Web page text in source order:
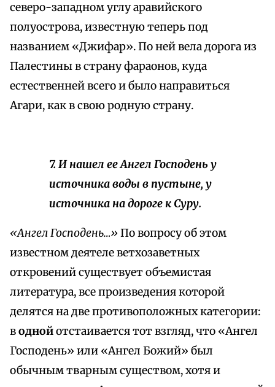
северо-западном углу аравийского
полуострова, известную теперь под
названием «Джифар». По ней вела дорога из
Палестины в страну фараонов, куда
естественней всего и было направиться
Агари, как в свою родную страну.
7. И нашел ее Ангел Господень у
источника воды в пустыне, у
источника на дороге к Суру.
«Ангел Господень…» По вопросу об этом
известном деятеле ветхозаветных
откровений существует объемистая
литература, все произведения которой
делятся на две противоположных категории:
воднойотстаивается тот взгляд, что «Ангел
Господень» или «Ангел Божий» был
обычным тварным существом, хотя и